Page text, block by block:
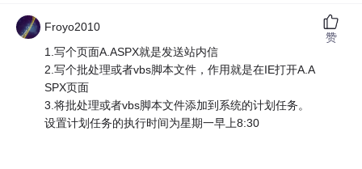
Froyo2010
1.写个页面A.ASPX就是发送站内信
2.写个批处理或者vbs脚本文件，作用就是在IE打开A.A
SPX页面
3.将批处理或者vbs脚本文件添加到系统的计划任务。
设置计划任务的执行时间为星期一早上8:30
赞